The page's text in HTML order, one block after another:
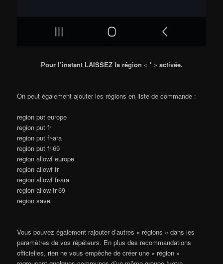
Pour l’instant LAISSEZ la région « * » activée.
On peut également ajouter les régions en liste de commande :
region put europe
region put fr
region put fr-ara
region put fr-69
region allowf europe
region allowf fr
region allowf fr-ara
region allow fr-69
region save
Vous pouvez également rajouter d’autres « régions » dans les
paramètres de vos répéteurs. En plus des recommandations
officielles, rien ne vous empêche de créer une « région »